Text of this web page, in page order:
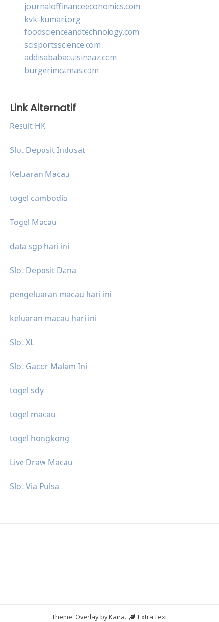
journaloffinanceeconomics.com
kvk-kumari.org
foodscienceandtechnology.com
scisportsscience.com
addisababacuisineaz.com
burgerimcamas.com
Link Alternatif
Result HK
Slot Deposit Indosat
Keluaran Macau
togel cambodia
Togel Macau
data sgp hari ini
Slot Deposit Dana
pengeluaran macau hari ini
keluaran macau hari ini
Slot XL
Slot Gacor Malam Ini
togel sdy
togel macau
togel hongkong
Live Draw Macau
Slot Via Pulsa
Theme: Overlay byKaira. Extra Text